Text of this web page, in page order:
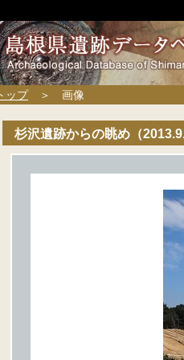
ップ＞ 画像
杉沢遺跡からの眺め（